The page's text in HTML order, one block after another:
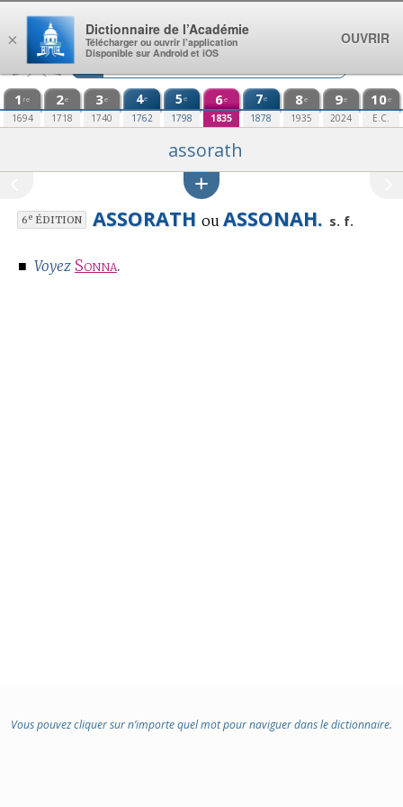
Aller au contenu
1 re
1694
2e
1718
3e
1740
4e
1762
5e
1798
6e
1835
7e
1878
8e
1935
9e
2024
10e
E.C.
assorath
6eÉDITION ASSORATH ouASSONAH. s. f.
■ Voyez Sonna.
Vous pouvez cliquer sur n’importe quel mot pour naviguer dans le dictionnaire.
×
Dictionnaire de l’Académie
Télécharger ou ouvrir l’application
Disponible sur Android et iOS
OUVRIR